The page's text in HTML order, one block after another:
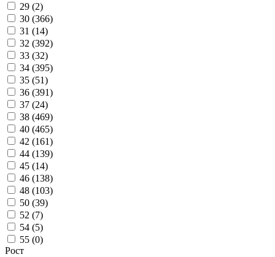
29 (2)
30 (366)
31 (14)
32 (392)
33 (32)
34 (395)
35 (51)
36 (391)
37 (24)
38 (469)
40 (465)
42 (161)
44 (139)
45 (14)
46 (138)
48 (103)
50 (39)
52 (7)
54 (5)
55 (0)
Рост